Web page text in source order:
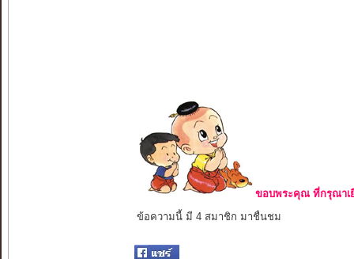
ขอบพระคุณ ที่กรุณาเ
ข้อความนี้ มี 4 สมาชิก มาชื่นชม